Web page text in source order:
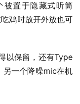
被置于隐藏式听筒
鸡时放开外放也可
以保留，还有Type
另一个降噪mic在机